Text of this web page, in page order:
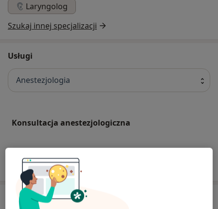
Laryngolog
Szukaj innej specjalizacji
Usługi
Anestezjologia
Konsultacja anestezjologiczna
W jaki sposób ustalane są ceny?
Specjaliści